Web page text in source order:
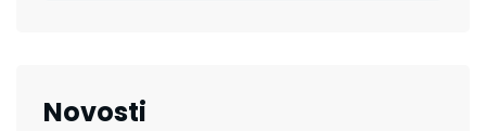
Novosti